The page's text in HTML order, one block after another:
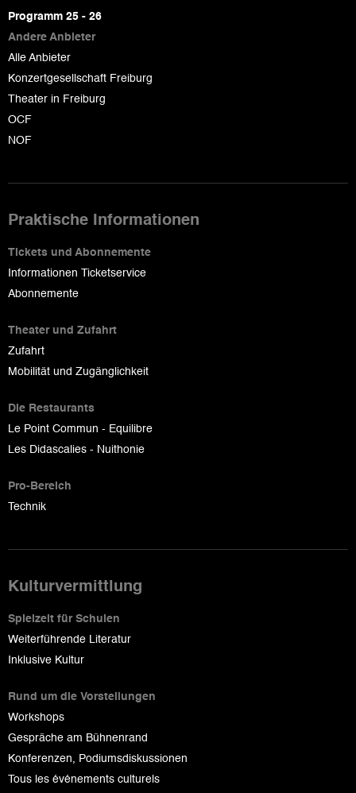
page
Programm 25 - 26
Andere Anbieter
Alle Anbieter
Konzertgesellschaft Freiburg
Theater in Freiburg
OCF
NOF
Praktische Informationen
Tickets und Abonnemente
Informationen Ticketservice
Abonnemente
Theater und Zufahrt
Zufahrt
Mobilität und Zugänglichkeit
Die Restaurants
Le Point Commun - Equilibre
Les Didascalies - Nuithonie
Pro-Bereich
Technik
Kulturvermittlung
Spielzeit für Schulen
Weiterführende Literatur
Inklusive Kultur
Rund um die Vorstellungen
Workshops
Gespräche am Bühnenrand
Konferenzen, Podiumsdiskussionen
Tous les événements culturels